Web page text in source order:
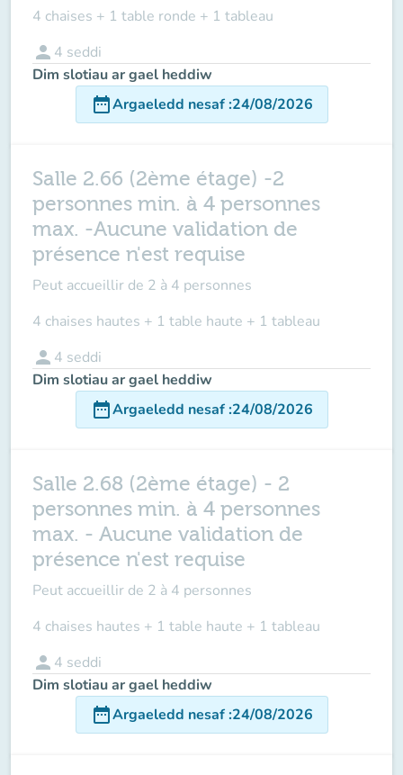
4 chaises + 1 table ronde + 1 tableau
person 4 seddi
Dim slotiau ar gael heddiw
date_rangeArgaeledd nesaf:24/08/2026
Salle 2.66 (2ème étage) -2
personnes min. à 4 personnes
max. -Aucune validation de
présence n'est requise
Peut accueillir de 2 à 4 personnes
4 chaises hautes + 1 table haute + 1 tableau
person 4 seddi
Dim slotiau ar gael heddiw
date_rangeArgaeledd nesaf:24/08/2026
Salle 2.68 (2ème étage) - 2
personnes min. à 4 personnes
max. - Aucune validation de
présence n'est requise
Peut accueillir de 2 à 4 personnes
4 chaises hautes + 1 table haute + 1 tableau
person 4 seddi
Dim slotiau ar gael heddiw
date_rangeArgaeledd nesaf:24/08/2026